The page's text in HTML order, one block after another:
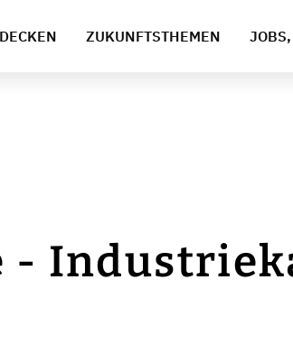
ZUKUNFTSTHEMEN
-